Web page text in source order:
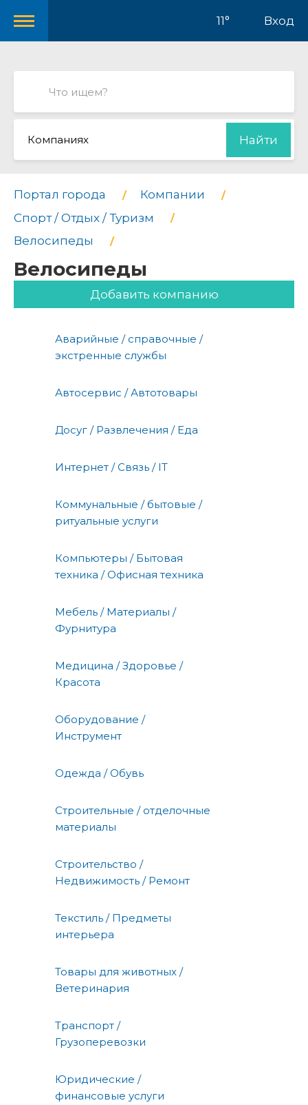
11° Вход
Компаниях Найти
Портал города
Компании
Спорт / Отдых / Туризм
Велосипеды
Велосипеды
Добавить компанию
Аварийные / справочные /
экстренные службы
Автосервис / Автотовары
Досуг / Развлечения / Еда
Интернет / Связь / IT
Коммунальные / бытовые /
ритуальные услуги
Компьютеры / Бытовая
техника / Офисная техника
Мебель / Материалы /
Фурнитура
Медицина / Здоровье /
Красота
Оборудование /
Инструмент
Одежда / Обувь
Строительные / отделочные
материалы
Строительство /
Недвижимость / Ремонт
Текстиль / Предметы
интерьера
Товары для животных /
Ветеринария
Транспорт /
Грузоперевозки
Юридические /
финансовые услуги